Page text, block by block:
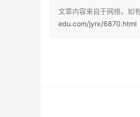
文章内容来自于网络，如
edu.com/jyrx/6870.html